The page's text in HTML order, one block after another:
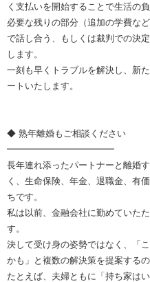
く支払いを開始することで生活の
必要な残りの部分（追加の学費な
で話し合う、もしくは裁判での決
します。
一刻も早くトラブルを解決し、新
ートいたします。
◆ 熟年離婚もご相談ください
━━━━━━━━━━━━
長年連れ添ったパートナーと離婚
く、生命保険、年金、退職金、有
ちです。
私は以前、金融会社に勤めていた
す。
決して受け身の姿勢ではなく、「
かも」と複数の解決策を提案する
たとえば、夫婦ともに「持ち家は